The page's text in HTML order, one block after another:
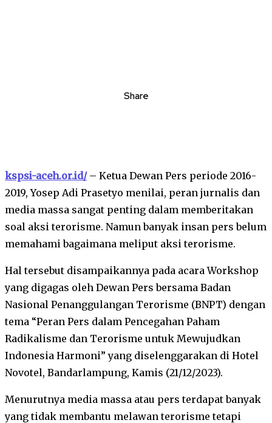
Share
kspsi-aceh.or.id/– Ketua Dewan Pers periode 2016-
2019, Yosep Adi Prasetyo menilai, peran jurnalis dan
media massa sangat penting dalam memberitakan
soal aksi terorisme. Namun banyak insan pers belum
memahami bagaimana meliput aksi terorisme.
Hal tersebut disampaikannya pada acara Workshop
yang digagas oleh Dewan Pers bersama Badan
Nasional Penanggulangan Terorisme (BNPT) dengan
tema “Peran Pers dalam Pencegahan Paham
Radikalisme dan Terorisme untuk Mewujudkan
Indonesia Harmoni” yang diselenggarakan di Hotel
Novotel, Bandarlampung, Kamis (21/12/2023).
Menurutnya media massa atau pers terdapat banyak
yang tidak membantu melawan terorisme tetapi